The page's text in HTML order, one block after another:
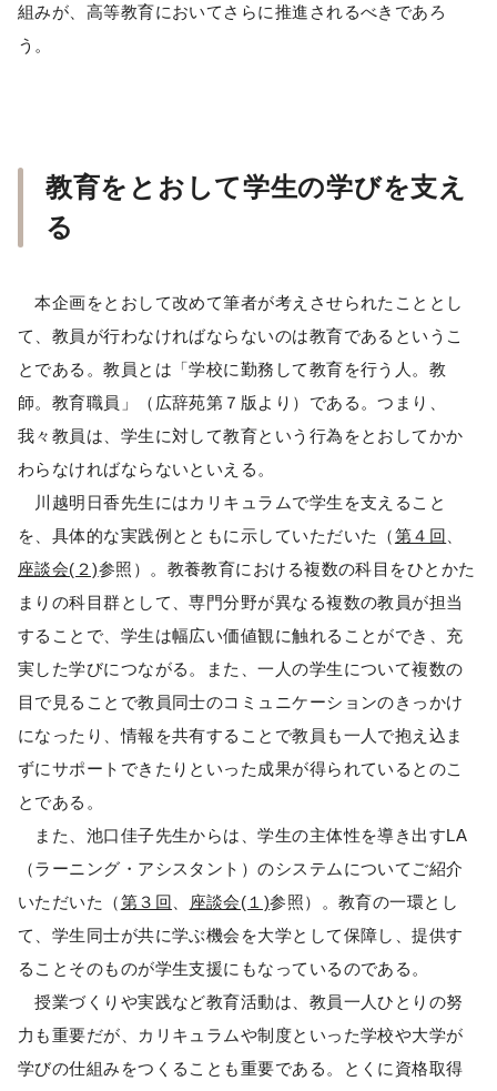
組みが、高等教育においてさらに推進されるべきであろ
う。
教育をとおして学生の学びを支え
る
本企画をとおして改めて筆者が考えさせられたこととし
て、教員が行わなければならないのは教育であるというこ
とである。教員とは「学校に勤務して教育を行う人。教
師。教育職員」（広辞苑第７版より）である。つまり、
我々教員は、学生に対して教育という行為をとおしてかか
わらなければならないといえる。
川越明日香先生にはカリキュラムで学生を支えること
を、具体的な実践例とともに示していただいた（第４回
座談会(２)参照）。教養教育における複数の科目をひとかた
まりの科目群として、専門分野が異なる複数の教員が担当
することで、学生は幅広い価値観に触れることができ、充
実した学びにつながる。また、一人の学生について複数の
目で見ることで教員同士のコミュニケーションのきっかけ
になったり、情報を共有することで教員も一人で抱え込ま
ずにサポートできたりといった成果が得られているとのこ
とである。
また、池口佳子先生からは、学生の主体性を導き出すLA
（ラーニング・アシスタント）のシステムについてご紹介
いただいた（第３回 座談会(１)参照）。教育の一環とし
て、学生同士が共に学ぶ機会を大学として保障し、提供す
ることそのものが学生支援にもなっているのである。
授業づくりや実践など教育活動は、教員一人ひとりの努
力も重要だが、カリキュラムや制度といった学校や大学が
学びの仕組みをつくることも重要である。とくに資格取得